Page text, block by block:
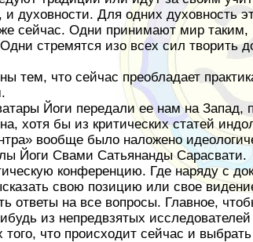
духовности. Для одних духовность
сейчас. Одни принимают мир
стремятся изо всех сил творить
тем, что сейчас преобладает
Йоги передали ее нам на
хотя бы из критических статей
вообще было наложено
Йоги Свами Сатьянанды Сарасвати.
конференцию. Где наряду с
свою позицию или свое
ответы на все вопросы. Главное,
из непредвзятых
того, что происходит сейчас и